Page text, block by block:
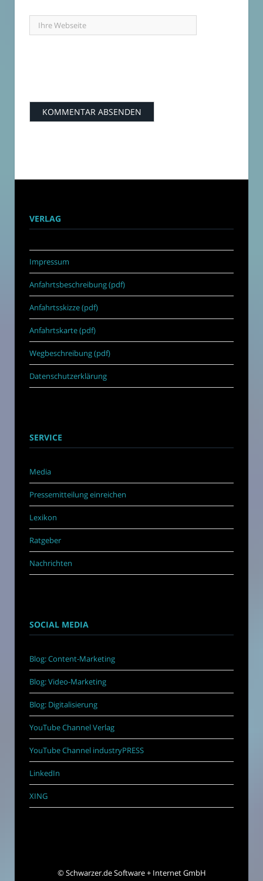
VERLAG
Impressum
Anfahrtsbeschreibung (pdf)
Anfahrtsskizze (pdf)
Anfahrtskarte (pdf)
Wegbeschreibung (pdf)
Datenschutzerklärung
SERVICE
Media
Pressemitteilung einreichen
Lexikon
Ratgeber
Nachrichten
SOCIAL MEDIA
Blog: Content-Marketing
Blog: Video-Marketing
Blog: Digitalisierung
YouTube Channel Verlag
YouTube Channel industryPRESS
LinkedIn
XING
©Schwarzer.de Software + Internet GmbH